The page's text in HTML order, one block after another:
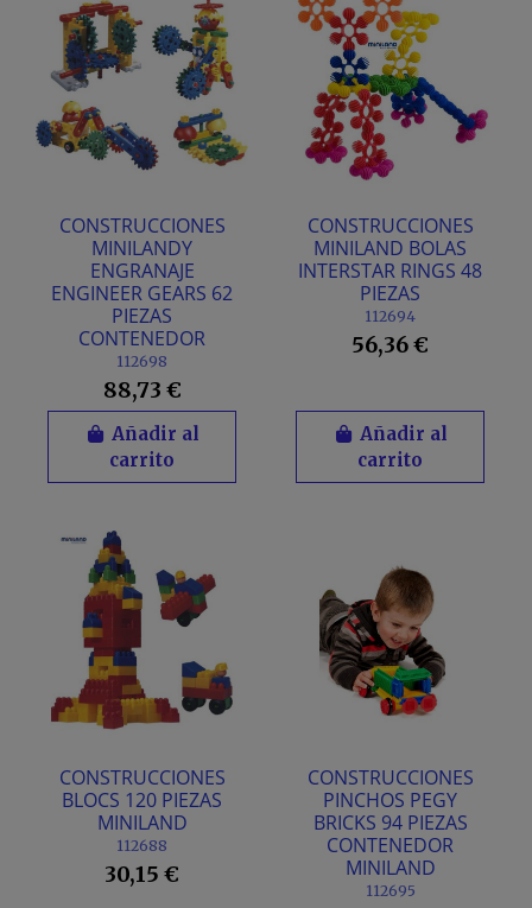
CONSTRUCCIONES
MINILANDY
ENGRANAJE
ENGINEER GEARS 62
PIEZAS
CONTENEDOR
112698
88,73 €
Añadir al
carrito
CONSTRUCCIONES
MINILAND BOLAS
INTERSTAR RINGS 48
PIEZAS
112694
56,36 €
Añadir al
carrito
CONSTRUCCIONES
BLOCS 120 PIEZAS
MINILAND
112688
30,15 €
CONSTRUCCIONES
PINCHOS PEGY
BRICKS 94 PIEZAS
CONTENEDOR
MINILAND
112695